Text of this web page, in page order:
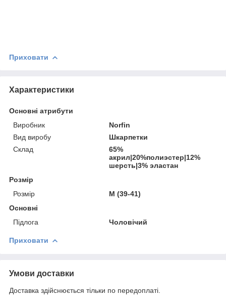
Приховати
Характеристики
Основні атрибути
Виробник
Norfin
Вид виробу
Шкарпетки
Склад
65%
акрил|20%полиэстер|12%
шерсть|3% эластан
Розмір
Розмір
M (39-41)
Основні
Підлога
Чоловічий
Приховати
Умови доставки
Доставка здійснюється тільки по передоплаті.